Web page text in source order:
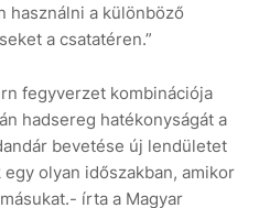
használni a különböző
a csatatéren.”
fegyverzet kombinációja
hadsereg hatékonyságát a
bevetése új lendületet
olyan időszakban, amikor
írta a Magyar